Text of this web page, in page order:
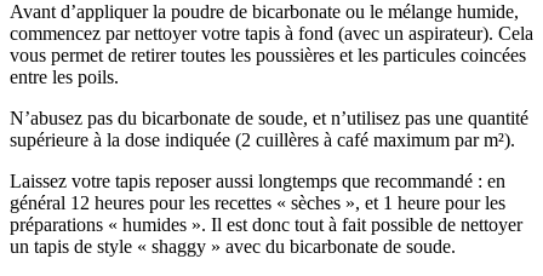
Avant d’appliquer la poudre de bicarbonate ou le mélange humide,
commencez par nettoyer votre tapis à fond (avec un aspirateur). Cela
vous permet de retirer toutes les poussières et les particules coincées
entre les poils.
N’abusez pas du bicarbonate de soude, et n’utilisez pas une quantité
supérieure à la dose indiquée (2 cuillères à café maximum par m²).
Laissez votre tapis reposer aussi longtemps que recommandé : en
général 12 heures pour les recettes « sèches », et 1 heure pour les
préparations « humides ». Il est donc tout à fait possible de nettoyer
un tapis de style « shaggy » avec du bicarbonate de soude.